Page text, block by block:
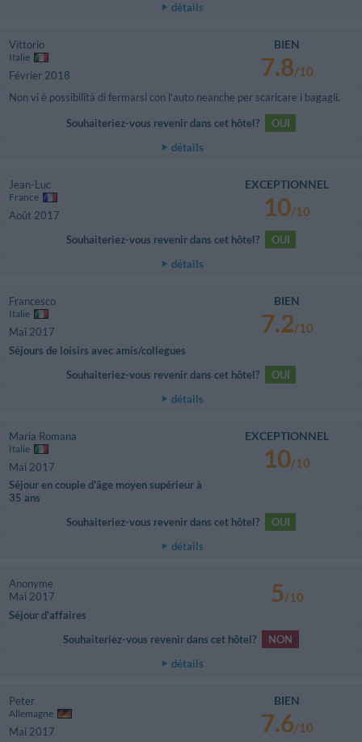
détails
Vittorio
Italie
Février 2018
BIEN
7.8/10
Non vi è possibilità di fermarsi con l'auto neanche per scaricare i bagagli.
Souhaiteriez-vous revenir dans cet hôtel?
OUI
détails
Jean-Luc
France
Août 2017
EXCEPTIONNEL
10/10
Souhaiteriez-vous revenir dans cet hôtel?
OUI
détails
Francesco
Italie
Mai 2017
Séjours de loisirs avec amis/collegues
BIEN
7.2/10
Souhaiteriez-vous revenir dans cet hôtel?
OUI
détails
Maria Romana
Italie
Mai 2017
Séjour en couple d'âge moyen supérieur à
35 ans
EXCEPTIONNEL
10/10
Souhaiteriez-vous revenir dans cet hôtel?
OUI
détails
Anonyme
Mai 2017
Séjour d'affaires
5/10
Souhaiteriez-vous revenir dans cet hôtel?
NON
détails
Peter
Allemagne
Mai 2017
BIEN
7.6/10